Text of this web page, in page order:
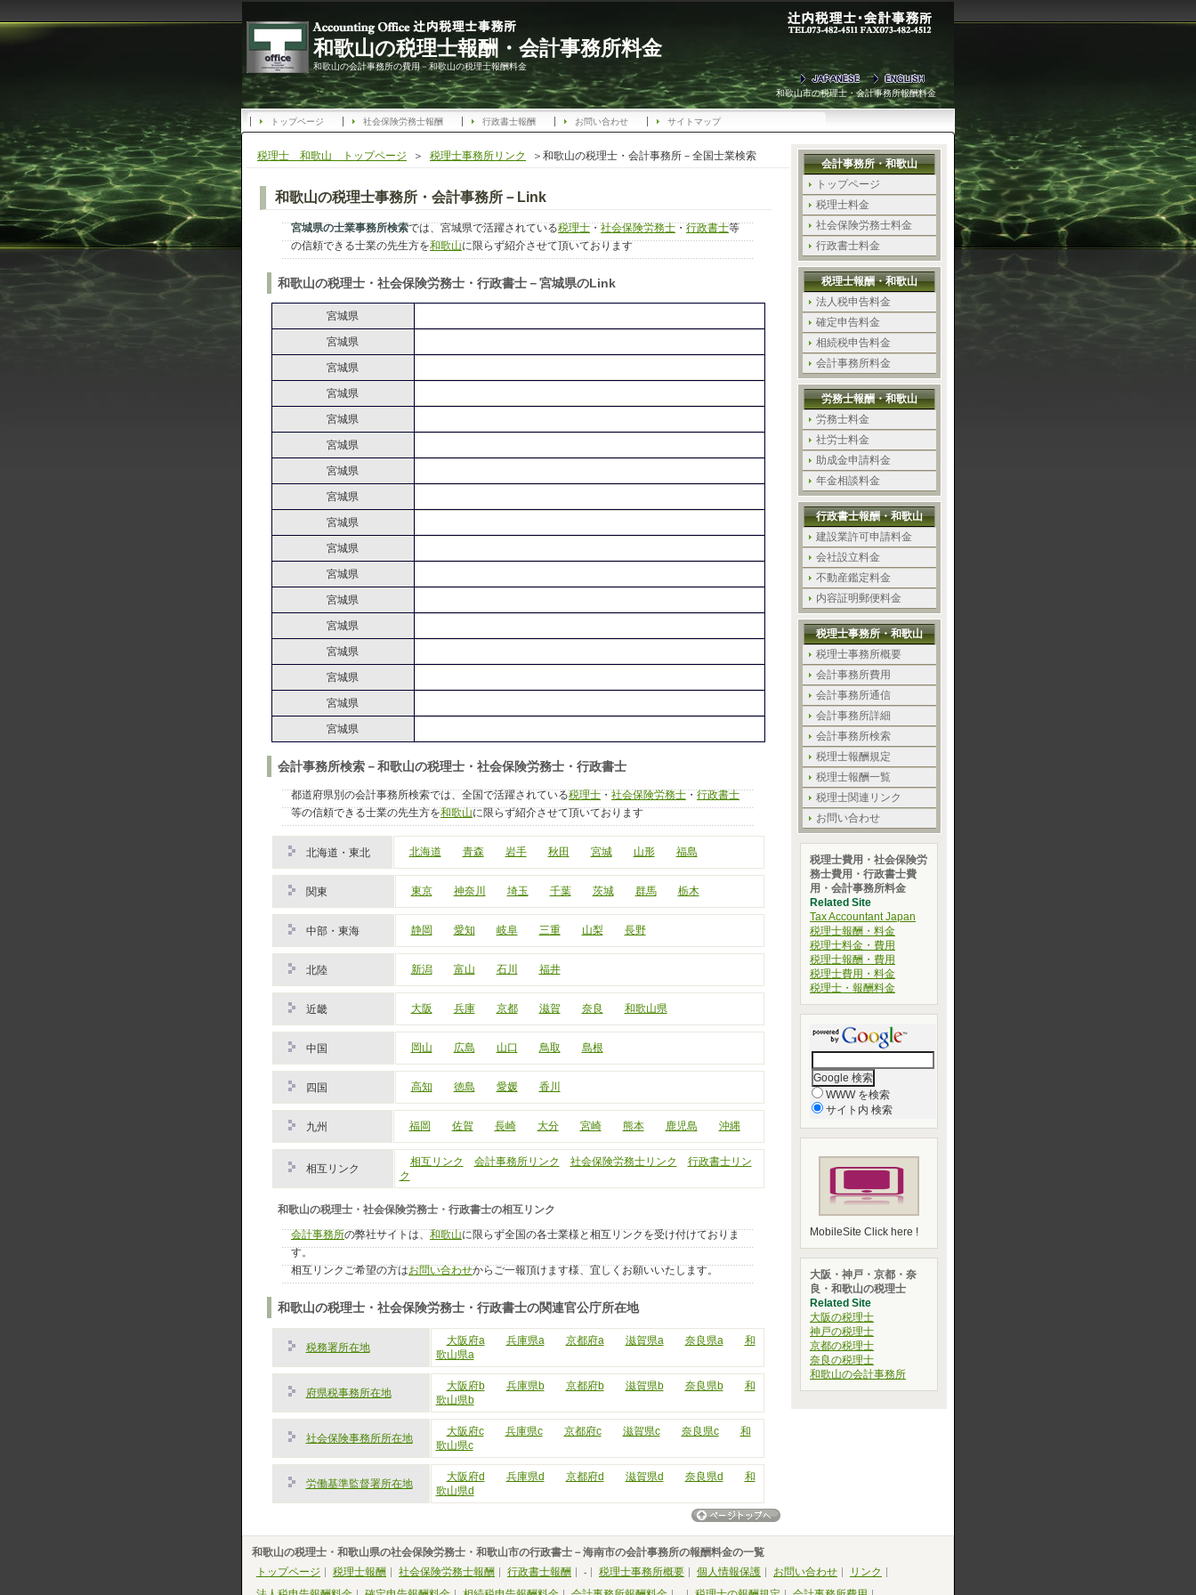
和歌山の税理士報酬・会計事務所料金
和歌山の会計事務所の費用－和歌山の税理士報酬料金
和歌山市の税理士・会計事務所報酬料金
トップページ 社会保険労務士報酬 行政書士報酬 お問い合わせ サイトマップ
税理士 和歌山 トップページ ＞ 税理士事務所リンク ＞和歌山の税理士・会計事務所－全国士業検索
和歌山の税理士事務所・会計事務所－Link
宮城県の士業事務所検索では、宮城県で活躍されている税理士 ・ 社会保険労務士 ・ 行政書士等
の信頼できる士業の先生方を和歌山に限らず紹介させて頂いております
和歌山の税理士・社会保険労務士・行政書士－宮城県のLink
宮城県
宮城県
宮城県
宮城県
宮城県
宮城県
宮城県
宮城県
宮城県
宮城県
宮城県
宮城県
宮城県
宮城県
宮城県
宮城県
宮城県
会計事務所検索－和歌山の税理士・社会保険労務士・行政書士
都道府県別の会計事務所検索では、全国で活躍されている税理士 ・ 社会保険労務士 ・ 行政書士
等の信頼できる士業の先生方を和歌山に限らず紹介させて頂いております
北海道・東北 北海道 青森 岩手 秋田 宮城 山形 福島
関東 東京 神奈川 埼玉 千葉 茨城 群馬 栃木
中部・東海 静岡 愛知 岐阜 三重 山梨 長野
北陸 新潟 富山 石川 福井
近畿 大阪 兵庫 京都 滋賀 奈良 和歌山県
中国 岡山 広島 山口 鳥取 島根
四国 高知 徳島 愛媛 香川
九州 福岡 佐賀 長崎 大分 宮崎 熊本 鹿児島 沖縄
相互リンク
相互リンク 会計事務所リンク 社会保険労務士リンク
行政書士リン
ク
和歌山の税理士・社会保険労務士・行政書士の相互リンク
会計事務所の弊社サイトは、 和歌山に限らず全国の各士業様と相互リンクを受け付けておりま
す。
相互リンクご希望の方はお問い合わせからご一報頂けます様、宜しくお願いいたします。
和歌山の税理士・社会保険労務士・行政書士の関連官公庁所在地
税務署所在地
大阪府a 兵庫県a 京都府a 滋賀県a 奈良県a
和
歌山県a
府県税事務所在地
大阪府b 兵庫県b 京都府b 滋賀県b 奈良県b
和
歌山県b
社会保険事務所所在地
大阪府c 兵庫県c 京都府c 滋賀県c 奈良県c
和
歌山県c
労働基準監督署所在地
大阪府d 兵庫県d 京都府d 滋賀県d 奈良県d
和
歌山県d
会計事務所・和歌山
トップページ
税理士料金
社会保険労務士料金
行政書士料金
税理士報酬・和歌山
法人税申告料金
確定申告料金
相続税申告料金
会計事務所料金
労務士報酬・和歌山
労務士料金
社労士料金
助成金申請料金
年金相談料金
行政書士報酬・和歌山
建設業許可申請料金
会社設立料金
不動産鑑定料金
内容証明郵便料金
税理士事務所・和歌山
税理士事務所概要
会計事務所費用
会計事務所通信
会計事務所詳細
会計事務所検索
税理士報酬規定
税理士報酬一覧
税理士関連リンク
お問い合わせ
税理士費用・社会保険労
務士費用・行政書士費
用・会計事務所料金
Related Site
Tax Accountant Japan
税理士報酬・料金
税理士料金・費用
税理士報酬・費用
税理士費用・料金
税理士・報酬料金
WWW を検索
サイト内 検索
MobileSite Click here !
大阪・神戸・京都・奈
良・和歌山の税理士
Related Site
大阪の税理士
神戸の税理士
京都の税理士
奈良の税理士
和歌山の会計事務所
和歌山の税理士・和歌山県の社会保険労務士・和歌山市の行政書士－海南市の会計事務所の報酬料金の一覧
トップページ
税理士報酬 社会保険労務士報酬 行政書士報酬 - 税理士事務所概要 個人情報保護 お問い合わせ
リンク